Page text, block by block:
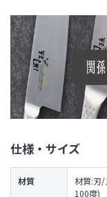
仕様・サイズ
材質
材質:刃/
100度)